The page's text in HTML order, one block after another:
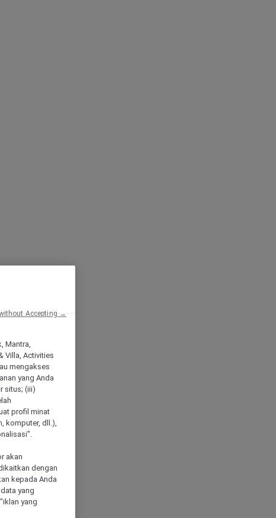
Mantra,
Villa, Activities
mengakses
yang Anda
situs; (iii)
profil minat
komputer, dll.),
akan
dengan
kepada Anda
yang
yang
Accepting →